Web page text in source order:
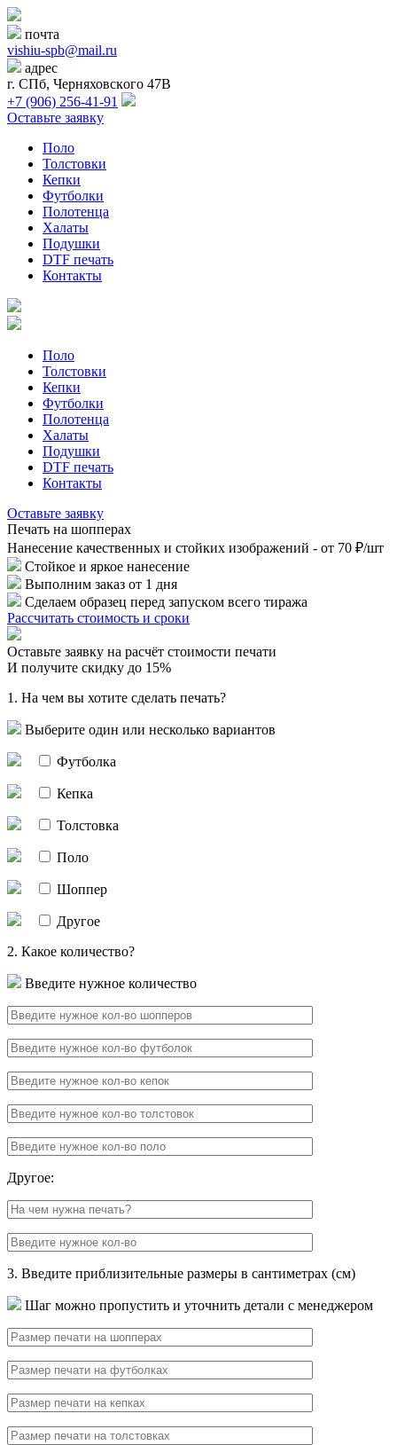
почта
vishiu-spb@mail.ru
адрес
г. СПб, Черняховсĸого 47В
+7 (906) 256-41-91
Оставьте заявку
Поло
Толстовки
Кепки
Футболки
Полотенца
Халаты
Подушки
DTF печать
Контакты
Поло
Толстовки
Кепки
Футболки
Полотенца
Халаты
Подушки
DTF печать
Контакты
Оставьте заявку
Печать на шопперах
Нанесение качественных и стойких изображений - от 70 ₽/шт
Стойкое и яркое нанесение
Выполним заĸаз от 1 дня
Сделаем образец перед запусĸом всего тиража
Рассчитать стоимость и сроки
Оставьте заявку на расчёт стоимости печати
И получите скидку до 15%
1. На чем вы хотите сделать печать?
Выберите один или несколько вариантов
Футболка
Кепка
Толстовка
Поло
Шоппер
Другое
2. Какое количество?
Введите нужное количество
Другое:
3. Введите приблизительные размеры в сантиметрах (см)
Шаг можно пропустить и уточнить детали с менеджером